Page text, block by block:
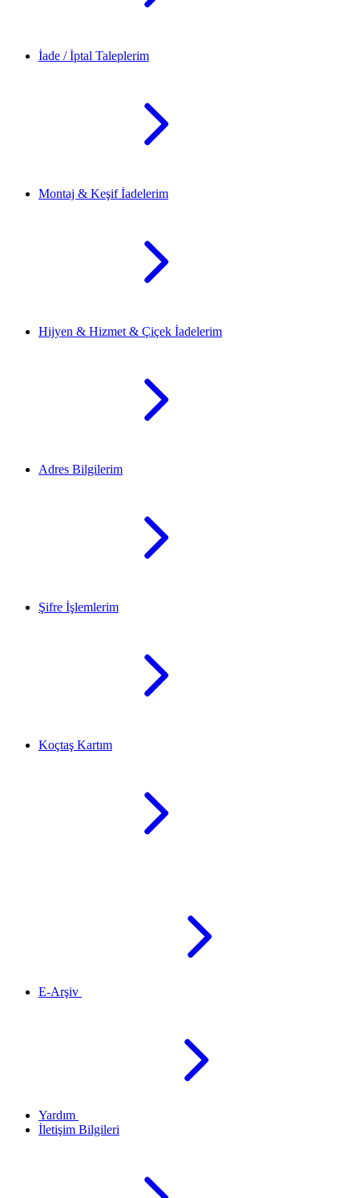
İade / İptal Taleplerim
Montaj & Keşif İadelerim
Hijyen & Hizmet & Çiçek İadelerim
Adres Bilgilerim
Şifre İşlemlerim
Koçtaş Kartım
E-Arşiv
Yardım
İletişim Bilgileri